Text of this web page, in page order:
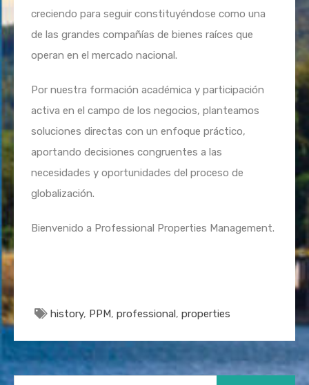
creciendo para seguir constituyéndose como una
de las grandes compañías de bienes raíces que
operan en el mercado nacional.
Por nuestra formación académica y participación
activa en el campo de los negocios, planteamos
soluciones directas con un enfoque práctico,
aportando decisiones congruentes a las
necesidades y oportunidades del proceso de
globalización.
Bienvenido a Professional Properties Management.
history, PPM, professional, properties